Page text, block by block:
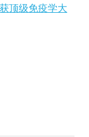
顶级免疫学大